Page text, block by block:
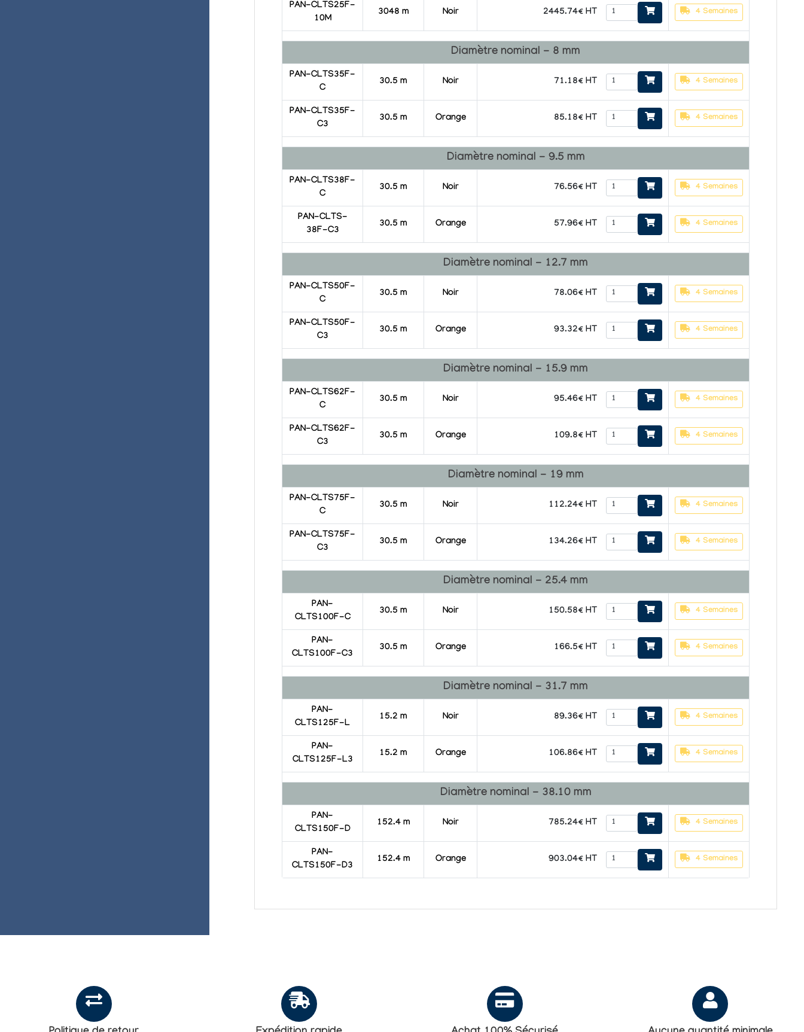
PAN-CLTS25F-
10M
3048 m Noir 2445.74€ HT 4 Semaines
Diamètre nominal - 8 mm
PAN-CLTS35F-
C
30.5 m Noir 71.18€ HT 4 Semaines
PAN-CLTS35F-
C3
30.5 m Orange 85.18€ HT 4 Semaines
Diamètre nominal - 9.5 mm
PAN-CLTS38F-
C
30.5 m Noir 76.56€ HT 4 Semaines
PAN-CLTS-
38F-C3
30.5 m Orange 57.96€ HT 4 Semaines
Diamètre nominal - 12.7 mm
PAN-CLTS50F-
C
30.5 m Noir 78.06€ HT 4 Semaines
PAN-CLTS50F-
C3
30.5 m Orange 93.32€ HT 4 Semaines
Diamètre nominal - 15.9 mm
PAN-CLTS62F-
C
30.5 m Noir 95.46€ HT 4 Semaines
PAN-CLTS62F-
C3
30.5 m Orange 109.8€ HT 4 Semaines
Diamètre nominal - 19 mm
PAN-CLTS75F-
C
30.5 m Noir 112.24€ HT 4 Semaines
PAN-CLTS75F-
C3
30.5 m Orange 134.26€ HT 4 Semaines
Diamètre nominal - 25.4 mm
PAN-
CLTS100F-C
30.5 m Noir 150.58€ HT 4 Semaines
PAN-
CLTS100F-C3
30.5 m Orange 166.5€ HT 4 Semaines
Diamètre nominal - 31.7 mm
PAN-
CLTS125F-L
15.2 m Noir 89.36€ HT 4 Semaines
PAN-
CLTS125F-L3
15.2 m Orange 106.86€ HT 4 Semaines
Diamètre nominal - 38.10 mm
PAN-
CLTS150F-D
152.4 m Noir 785.24€ HT 4 Semaines
PAN-
CLTS150F-D3
152.4 m Orange 903.04€ HT 4 Semaines